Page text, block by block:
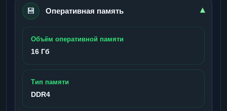
💾 Оперативная память ▾
Объём оперативной памяти
16 Гб
Тип памяти
DDR4